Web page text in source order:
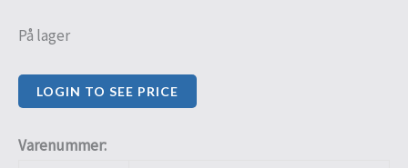
På lager
LOGIN TO SEE PRICE
Varenummer: